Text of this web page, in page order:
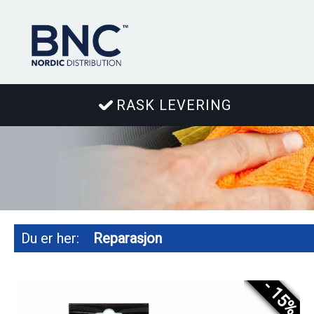
RASK LEVERING
Du er her: Reparasjon
- 15%